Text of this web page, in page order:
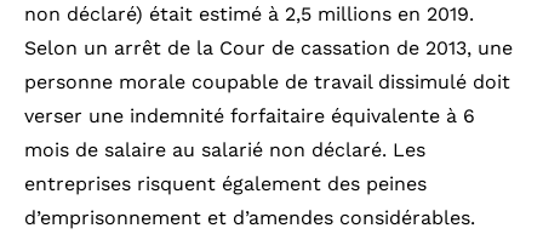
non déclaré) était estimé à 2,5 millions en 2019.
Selon un arrêt de la Cour de cassation de 2013, une
personne morale coupable de travail dissimulé doit
verser une indemnité forfaitaire équivalente à 6
mois de salaire au salarié non déclaré. Les
entreprises risquent également des peines
d’emprisonnement et d’amendes considérables.